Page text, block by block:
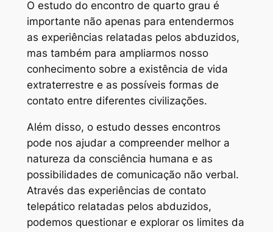
O estudo do encontro de quarto grau é
importante não apenas para entendermos
as experiências relatadas pelos abduzidos,
mas também para ampliarmos nosso
conhecimento sobre a existência de vida
extraterrestre e as possíveis formas de
contato entre diferentes civilizações.
Além disso, o estudo desses encontros
pode nos ajudar a compreender melhor a
natureza da consciência humana e as
possibilidades de comunicação não verbal.
Através das experiências de contato
telepático relatadas pelos abduzidos,
podemos questionar e explorar os limites da